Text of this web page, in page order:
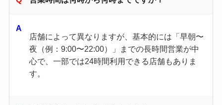
店舗によって異なりますが、基本的には「早朝〜
夜（例：9:00〜22:00）」までの長時間営業が中
心で、一部では24時間利用できる店舗もありま
す。